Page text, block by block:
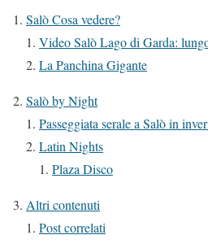
Salò Cosa vedere?
Video Salò Lago di Garda:
La Panchina Gigante
Salò by Night
Passeggiata serale a Salò in
Latin Nights
Plaza Disco
Altri contenuti
Post correlati